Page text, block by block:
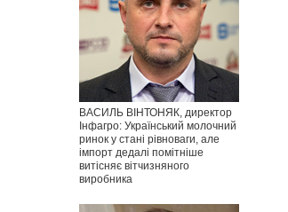
ВАСИЛЬ ВІНТОНЯК, директор
Інфагро: Український молочний
ринок у стані рівноваги, але
імпорт дедалі помітніше
витісняє вітчизняного
виробника